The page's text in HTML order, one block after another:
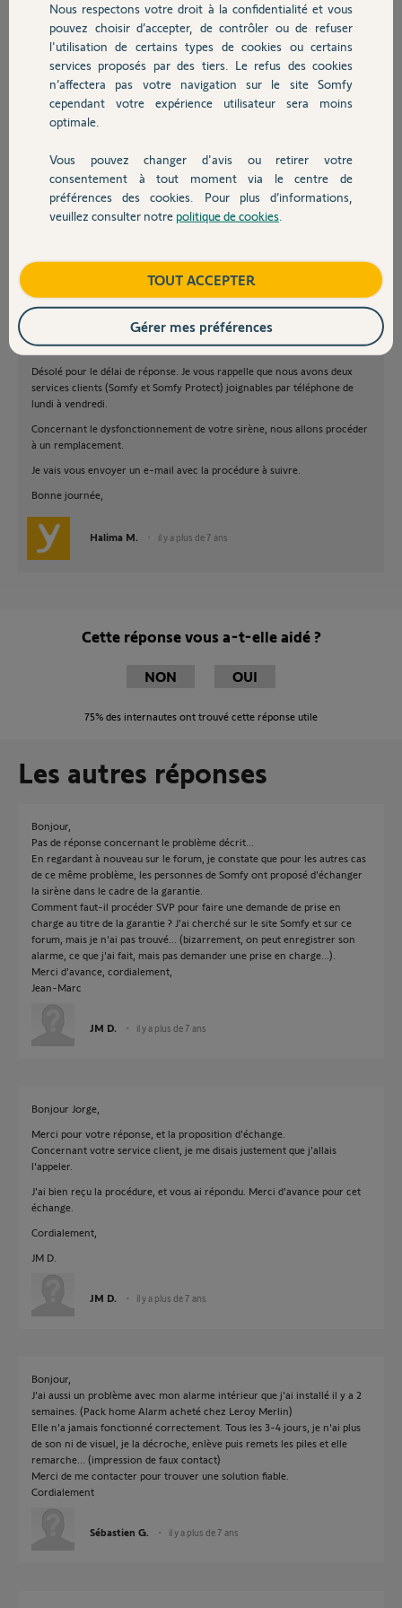
Chauffage
Autres produits
Devis avec un pro
Contact
J'ai bien vérifié que l'option "Notifications sonores" était toujours
activée, je l'ai même désactivée puis réactivée, mais sans succès. Si je
vais dans la partie test de la sirène, aucune des 3 notifications ne
produit de son, par contre le signal lumineux est actif, et la sirène
fonctionne correctement.
D'après ce forum, j'ai l'impression qu'il s'agit d'un problème récurrent
et connu, non ? Comment procéder dans ce genre de cas ?
Jean-Marc
JM D.
il y a plus de 7 ans
Bonjour JM,
Désolé pour le délai de réponse. Je vous rappelle que nous avons deux
services clients (Somfy et Somfy Protect) joignables par téléphone de
lundi à vendredi.
Concernant le dysfonctionnement de votre sirène, nous allons procéder
à un remplacement.
Je vais vous envoyer un e-mail avec la procédure à suivre.
Bonne journée,
Halima M. il y a plus de 7 ans
Cette réponse vous a-t-elle aidé ?
NON OUI
75% des internautes ont trouvé cette réponse utile
Les autres réponses
Bonjour,
Pas de réponse concernant le problème décrit...
En regardant à nouveau sur le forum, je constate que pour les autres cas
de ce même problème, les personnes de Somfy ont proposé d'échanger
la sirène dans le cadre de la garantie.
Comment faut-il procéder SVP pour faire une demande de prise en
charge au titre de la garantie ? J'ai cherché sur le site Somfy et sur ce
forum, mais je n'ai pas trouvé... (bizarrement, on peut enregistrer son
alarme, ce que j'ai fait, mais pas demander une prise en charge...).
Merci d'avance, cordialement,
Jean-Marc
JM D. il y a plus de 7 ans
Bonjour Jorge,
Merci pour votre réponse, et la proposition d'échange.
Concernant votre service client, je me disais justement que j'allais
l'appeler.
J'ai bien reçu la procédure, et vous ai répondu. Merci d'avance pour cet
échange.
Cordialement,
JM D.
JM D. il y a plus de 7 ans
Bonjour,
J'ai aussi un problème avec mon alarme intérieur que j'ai installé il y a 2
semaines. (Pack home Alarm acheté chez Leroy Merlin)
Elle n'a jamais fonctionné correctement. Tous les 3-4 jours, je n'ai plus
de son ni de visuel, je la décroche, enlève puis remets les piles et elle
remarche... (impression de faux contact)
Merci de me contacter pour trouver une solution fiable.
Cordialement
Sébastien G. il y a plus de 7 ans
Nous respectons votre droit à la confidentialité et vous
pouvez choisir d’accepter, de contrôler ou de refuser
l'utilisation de certains types de cookies ou certains
services proposés par des tiers. Le refus des cookies
n’affectera pas votre navigation sur le site Somfy
cependant votre expérience utilisateur sera moins
optimale.
Vous pouvez changer d'avis ou retirer votre
consentement à tout moment via le centre de
préférences des cookies. Pour plus d’informations,
veuillez consulter notre politique de cookies
TOUT ACCEPTER
Gérer mes préférences